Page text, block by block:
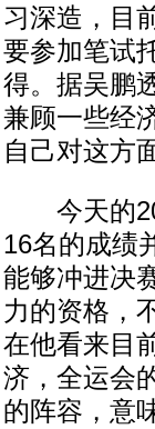
习深造，目
要参加笔试
得。据吴鹏
兼顾一些经
自己对这方
今天的
16名的成绩
能够冲进决
力的资格，
在他看来目
济，全运会
的阵容，意